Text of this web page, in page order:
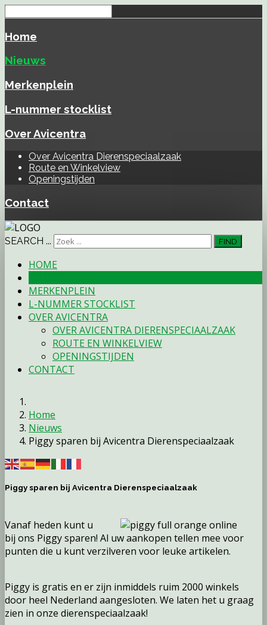
Home
Nieuws
Merkenplein
L-nummer stocklist
Over Avicentra
Over Avicentra Dierenspeciaalzaak
Route en Winkelview
Openingstijden
Contact
SEARCH ... FIND
HOME
MERKENPLEIN
L-NUMMER STOCKLIST
OVER AVICENTRA
OVER AVICENTRA DIERENSPECIAALZAAK
ROUTE EN WINKELVIEW
OPENINGSTIJDEN
CONTACT
Home
Nieuws
Piggy sparen bij Avicentra Dierenspeciaalzaak
Piggy sparen bij Avicentra Dierenspeciaalzaak
Vanaf heden kunt u
bij ons Piggy sparen! Al uw aankopen tellen mee voor
punten die u kunt verzilveren voor leuke artikelen.
Piggy is gratis en er zijn inmiddels ruim 2000 winkels
door heel Nederland aangesloten. We laten het u graag
zien in onze dierenspeciaalzaak!